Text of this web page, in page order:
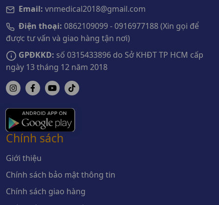
Email: vnmedical2018@gmail.com
Điện thoại: 0862109099 - 0916977188 (Xin gọi để
được tư vấn và giao hàng tận nơi)
GPĐKKD: số 0315433896 do Sở KHĐT TP HCM cấp
ngày 13 tháng 12 năm 2018
Chính sách
Giới thiệu
Chính sách bảo mật thông tin
Chính sách giao hàng